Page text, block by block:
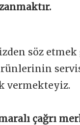
söz etmek
vermekteyiz.
çağrı